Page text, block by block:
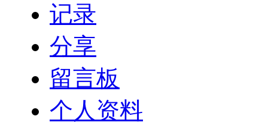
记录
分享
留言板
个人资料